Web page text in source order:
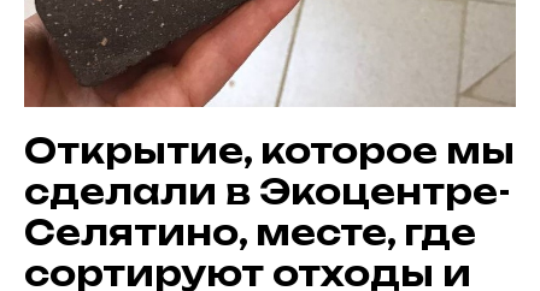
Открытие, которое мы
сделали в Экоцентре-
Селятино, месте, где
сортируют отходы и